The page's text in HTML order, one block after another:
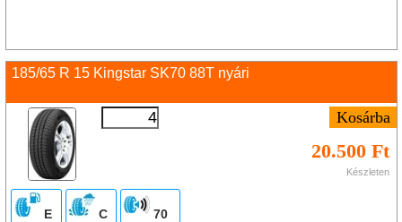
185/65 R 15 Kingstar SK70 88T nyári
20.500 Ft
Készleten
E C 70